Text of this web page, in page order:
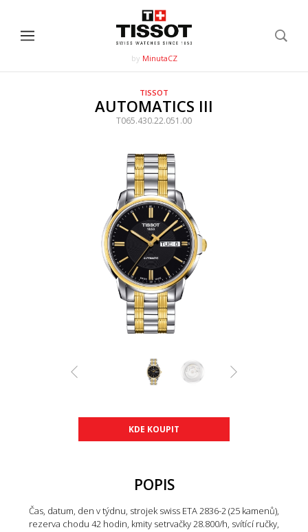
by MinutaCZ
TISSOT
AUTOMATICS III
T065.430.22.051.00
KDE KOUPIT
POPIS
Čas, datum, den v týdnu, strojek swiss ETA 2836-2 (25 kamenů),
rezerva chodu 42 hodin, kmity setrvačky 28.800/h, svítící ručky,